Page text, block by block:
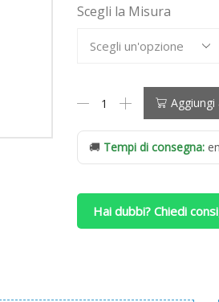
Scegli la Misura
Materasso
Forma
Bed
Molle
+
Memory
Foam
Aggiungi
🚚 Tempi di consegna:
Hai dubbi? Chiedi